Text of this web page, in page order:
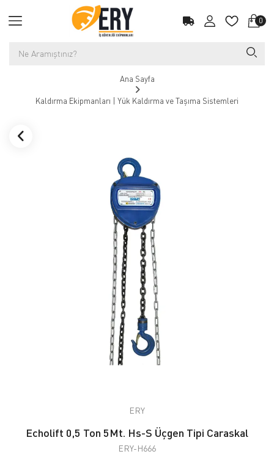
0
Ana Sayfa
Kaldırma Ekipmanları | Yük Kaldırma ve Taşıma Sistemleri
ERY
Echolift 0,5 Ton 5Mt. Hs-S Üçgen Tipi Caraskal
ERY-H666